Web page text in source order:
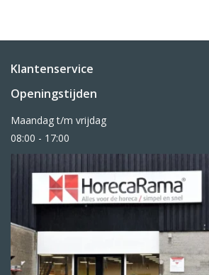
Klantenservice
Openingstijden
Maandag t/m vrijdag
08:00 - 17:00